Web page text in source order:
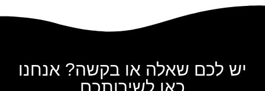
יש לכם שאלה או בקשה? אנחנו
כאן לשירותכם